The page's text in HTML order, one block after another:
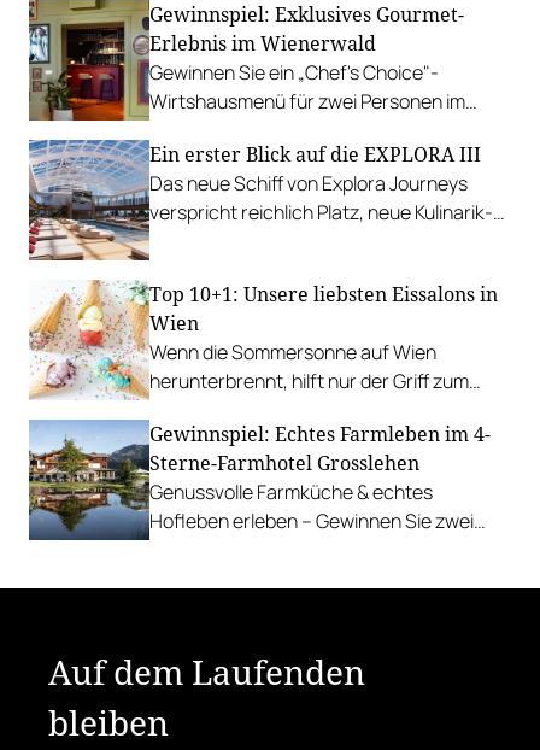
Gewinnspiel: Exklusives Gourmet-
Erlebnis im Wienerwald
Gewinnen Sie ein „Chef's Choice"-
Wirtshausmenü für zwei Personen im
Gumpoldskirchen.
Ein erster Blick auf die EXPLORA III
Das neue Schiff von Explora Journeys
verspricht reichlich Platz, neue Kulinarik-
Top 10+1: Unsere liebsten Eissalons in
Wien
Wenn die Sommersonne auf Wien
herunterbrennt, hilft nur der Griff zum
uns am liebsten ab.
Gewinnspiel: Echtes Farmleben im 4-
Sterne-Farmhotel Grosslehen
Genussvolle Farmküche & echtes
Hofleben erleben – Gewinnen Sie zwei
Auf dem Laufenden
bleiben